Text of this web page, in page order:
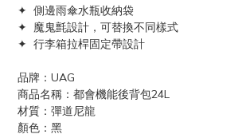
✦  側邊雨傘水瓶收納袋
✦  魔鬼氈設計，可替換不同樣式
✦  行李箱拉桿固定帶設計
品牌：UAG
商品名稱：都會機能後背包24L
材質：彈道尼龍
顏色：黑